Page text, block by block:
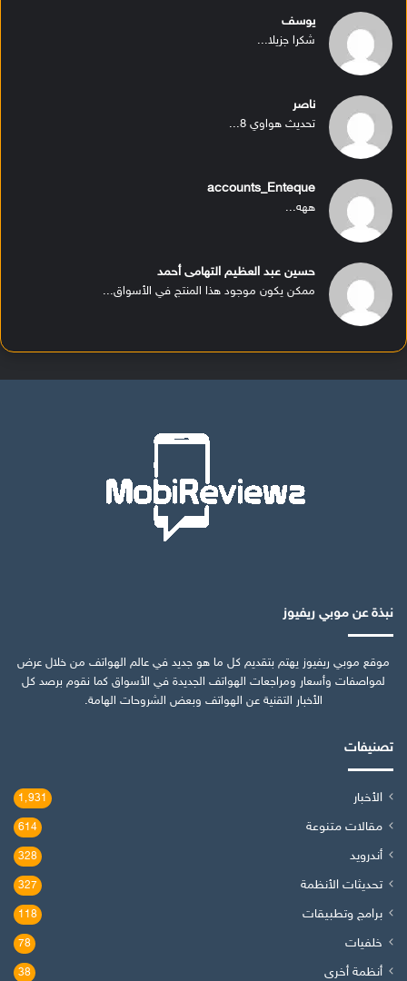
يوسف
شكرا جزيلا...
ناصر
تحديث هواوي 8...
accounts_Enteque
ههه...
حسين عبد العظيم التهامى أحمد
ممكن يكون موجود هذا المنتج في الأسواق...
نبذة عن موبي ريفيوز
موقع موبي ريفيوز يهتم بتقديم كل ما هو جديد في عالم الهواتف من خلال عرض
لمواصفات وأسعار ومراجعات الهواتف الجديدة في الأسواق كما نقوم برصد كل
الأخبار التقنية عن الهواتف وبعض الشروحات الهامة.
تصنيفات
الأخبار 1٬931
مقالات متنوعة 614
أندرويد 328
تحديثات الأنظمة 327
برامج وتطبيقات 118
خلفيات 78
أنظمة أخرى 38